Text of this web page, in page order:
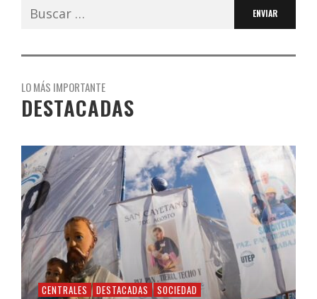
Buscar:
LO MÁS IMPORTANTE
DESTACADAS
CENTRALES DESTACADAS SOCIEDAD